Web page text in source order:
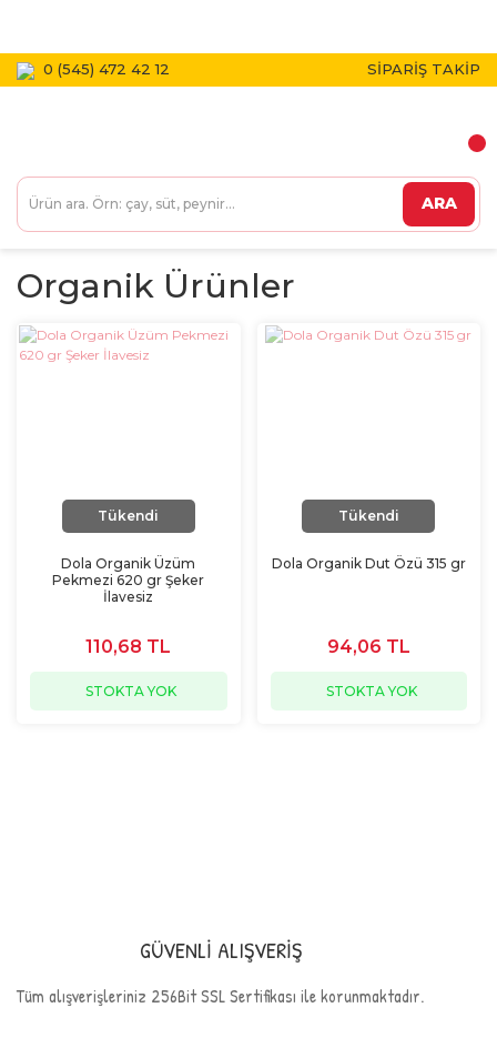
0 (545) 472 42 12 SİPARİŞ TAKİP
ARA
Organik Ürünler
Tükendi
Dola Organik Üzüm
Pekmezi 620 gr Şeker
İlavesiz
110,68 TL
STOKTA YOK
Tükendi
Dola Organik Dut Özü 315 gr
94,06 TL
STOKTA YOK
GÜVENLİ ALIŞVERİŞ
Tüm alışverişleriniz 256Bit SSL Sertifikası ile korunmaktadır.